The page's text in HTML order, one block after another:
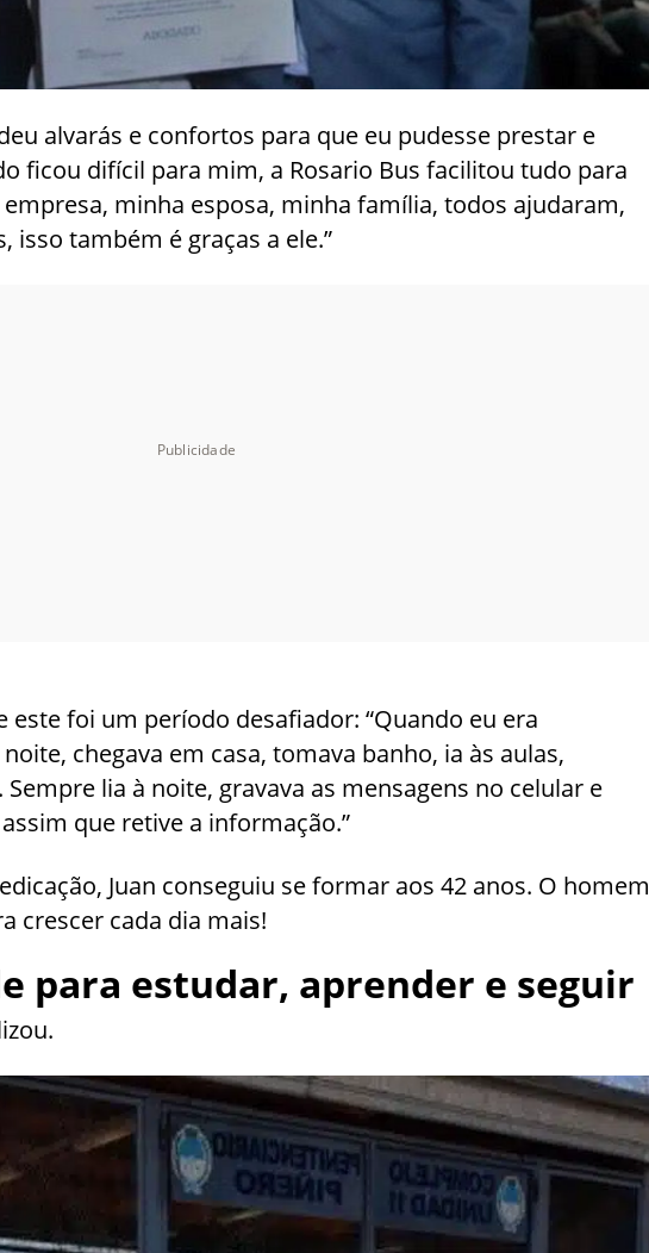
alvarás e confortos para que eu pudesse prestar e
ficou difícil para mim, a Rosario Bus facilitou tudo para
minha esposa, minha família, todos ajudaram,
isso também é graças a ele.”
este foi um período desafiador: “Quando eu era
chegava em casa, tomava banho, ia às aulas,
lia à noite, gravava as mensagens no celular e
que retive a informação.”
Juan conseguiu se formar aos 42 anos. O homem
crescer cada dia mais!
para estudar, aprender e seguir